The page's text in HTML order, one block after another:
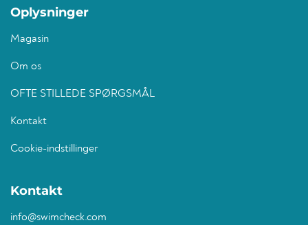
Oplysninger
Magasin
Om os
OFTE STILLEDE SPØRGSMÅL
Kontakt
Cookie-indstillinger
Kontakt
info@swimcheck.com